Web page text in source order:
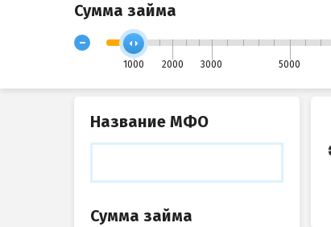
Сумма займа
-
1000 2000 3000 5000
Название МФО
Сумма займа